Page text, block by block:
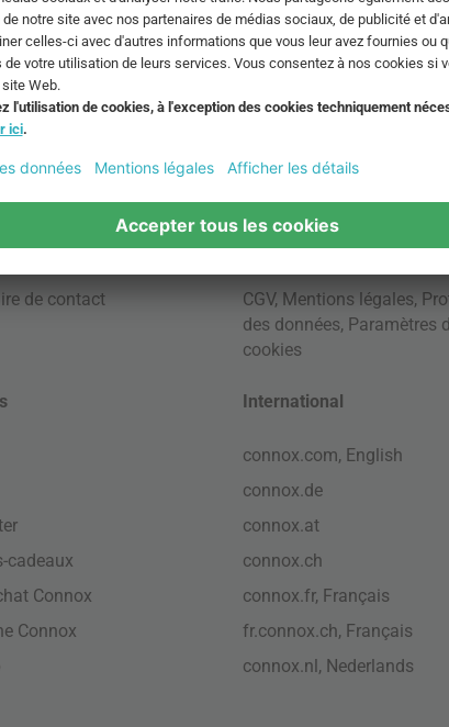
compris lesFrais de livraison.
de contact CGV, Mentions légales,
des données, Paramètres
cookies
cadeaux
Connox
Connox
International
connox.com, English
connox.de
connox.at
connox.ch
connox.fr, Français
fr.connox.ch, Français
connox.nl, Nederlands